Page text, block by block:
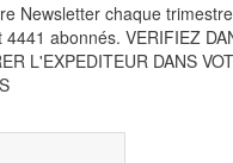
Newsletter chaque
abonnés. VERIFIEZ
L'EXPEDITEUR DANS